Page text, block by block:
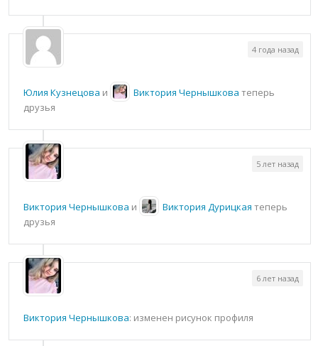
Юлия Кузнецова и Виктория Чернышкова теперь
друзья
4 года назад
Виктория Чернышкова и Виктория Дурицкая теперь
друзья
5 лет назад
Виктория Чернышкова: изменен рисунок профиля
6 лет назад